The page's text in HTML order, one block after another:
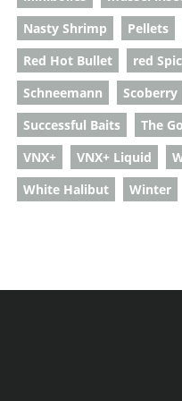
Nasty Shrimp
Pellets
Red Hot Bullet
red
Schneemann
Scoberry
Successful Baits
The
VNX+
VNX+ Liquid
White Halibut
Winter